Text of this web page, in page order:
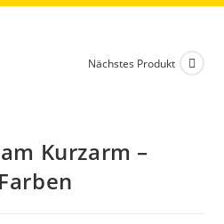
Nächstes Produkt
Kurzarm –